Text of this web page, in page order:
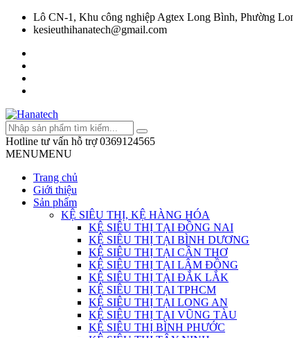
Lô CN-1, Khu công nghiệp Agtex Long Bình, Phường
kesieuthihanatech@gmail.com
Hotline tư vấn hỗ trợ 0369124565
MENUMENU
Trang chủ
Giới thiệu
Sản phẩm
KỆ SIÊU THỊ, KỆ HÀNG HÓA
KỆ SIÊU THỊ TẠI ĐỒNG NAI
KỆ SIÊU THỊ TẠI BÌNH DƯƠNG
KỆ SIÊU THỊ TẠI CẦN THƠ
KỆ SIÊU THỊ TẠI LÂM ĐỒNG
KỆ SIÊU THỊ TẠI ĐẮK LẮK
KỆ SIÊU THỊ TẠI TPHCM
KỆ SIÊU THỊ TẠI LONG AN
KỆ SIÊU THỊ TẠI VŨNG TÀU
KỆ SIÊU THỊ BÌNH PHƯỚC